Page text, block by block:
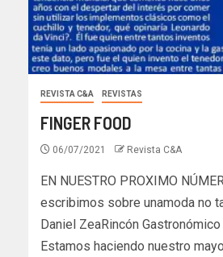
REVISTA C&A REVISTAS
FINGER FOOD
06/07/2021 Revista C&A
EN NUESTRO PROXIMO
escribimos sobre unamoda no
Daniel ZeaRincón Gastronómico
Estamos haciendo nuestro